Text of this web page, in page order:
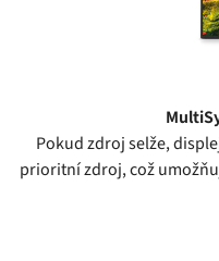
Pokud zdroj selže,
prioritní zdroj, což